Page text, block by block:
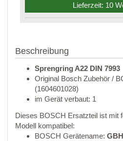
Lieferzeit: 10
Beschreibung
Sprengring A22 DIN 7993
Original Bosch Zubehör /
(1604601028)
im Gerät verbaut: 1
Dieses BOSCH Ersatzteil ist mit
Modell kompatibel:
BOSCH Gerätename: